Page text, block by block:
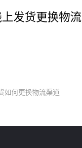
上发货更换物流
如何更换物流渠道